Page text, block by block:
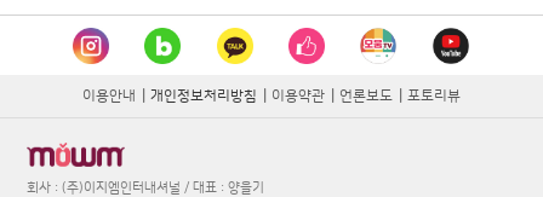
이용안내 개인정보처리방침 이용약관 언론보도 포토리뷰
회사 : (주)이지엠인터내셔널 / 대표 : 양을기